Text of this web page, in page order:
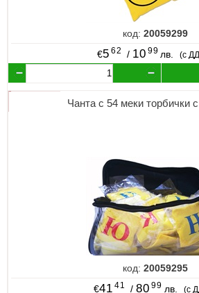
код: 20059299
€5 62 / 10 99 лв. (с
Чанта с 54 меки торбички
код: 20059295
€41 41 /80 99 лв. (с